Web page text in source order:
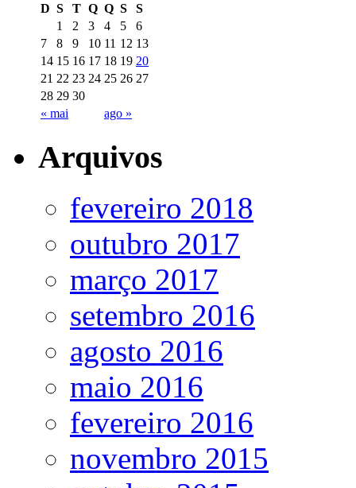
D S T Q Q S S
« mai ago »
1 2 3 4 5
6
7
8 9 10 11 12 13
14 15 16 17 18 19 20
21 22 23 24 25 26 27
28 29 30
Arquivos
fevereiro 2018
outubro 2017
março 2017
setembro 2016
agosto 2016
maio 2016
fevereiro 2016
novembro 2015